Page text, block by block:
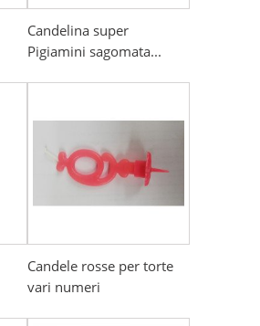
Candelina super
Pigiamini sagomata...
Candele rosse per torte
vari numeri